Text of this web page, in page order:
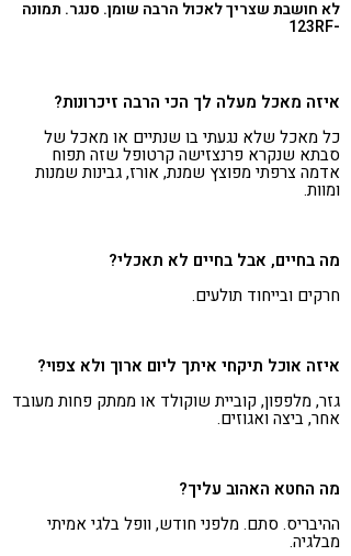
לא חושבת שצריך לאכול הרבה שומן. סנגר. תמונה
-123RF
איזה מאכל מעלה לך הכי הרבה זיכרונות?
כל מאכל שלא נגעתי בו שנתיים או מאכל של
סבתא שנקרא פרנצזישה קרטופל שזה תפוח
אדמה צרפתי מפוצץ שמנת, אורז, גבינות שמנות
ומוות.
מה בחיים, אבל בחיים לא תאכלי?
חרקים ובייחוד תולעים.
איזה אוכל תיקחי איתך ליום ארוך ולא צפוי?
גזר, מלפפון, קוביית שוקולד או ממתק פחות מעובד
אחר, ביצה ואגוזים.
מה החטא האהוב עליך?
ההיבריס. סתם. מלפני חודש, וופל בלגי אמיתי
מבלגיה.